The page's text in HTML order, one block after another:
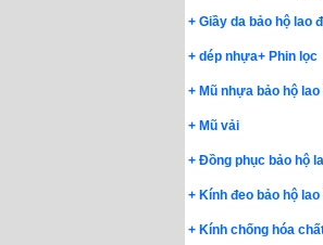
+ Giầy da bảo hộ lao
+ dép nhựa+ Phin lọc
+ Mũ nhựa bảo hộ lao
+ Mũ vải
+ Đồng phục bảo hộ
+ Kính đeo bảo hộ lao
+ Kính chống hóa